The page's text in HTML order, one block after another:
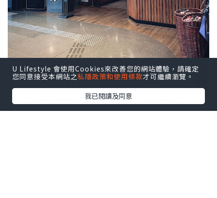
八月逢星期四約 18:30–21:30於啟德
U Lifestyle 會使用Cookies來改善您的網站體驗，請確定
您同意接受本網站之私隱政策和使用條款才可繼續瀏覽。
我已閱讀及同意